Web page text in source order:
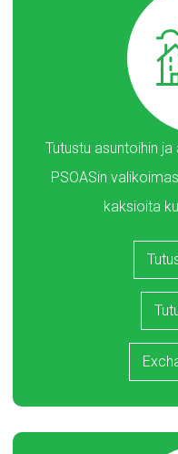
Tutustu asuntoihin
PSOASin
kaksioita